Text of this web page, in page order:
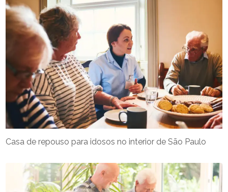
Casa de repouso para idosos no interior de São Paulo